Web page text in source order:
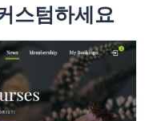
스텀하세요